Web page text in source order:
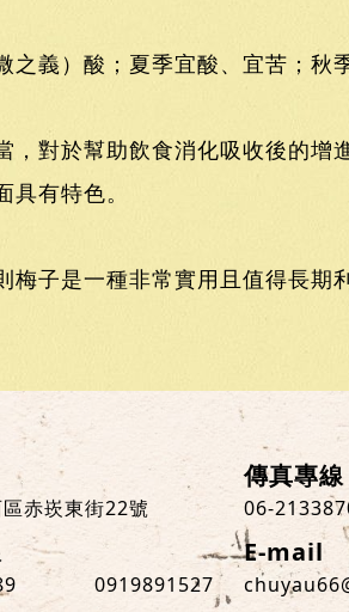
義）酸；夏季宜酸、宜苦；秋
，對於幫助飲食消化吸收後的
有特色。
梅子是一種非常實用且值得長期
赤崁東街22號
傳真專線
06-
0919891527
E-mail